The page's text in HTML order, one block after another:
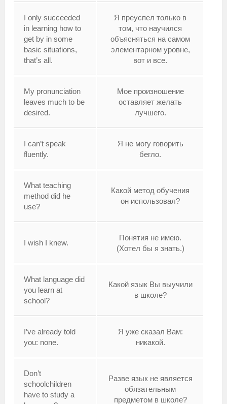
I only succeeded
in learning how to
get by in some
basic situations,
that’s all.
Я преуспел только в
том, что научился
объясняться на самом
элементарном уровне,
вот и все.
My pronunciation
leaves much to be
desired.
Мое произношение
оставляет желать
лучшего.
I can’t speak
fluently.
Я не могу говорить
бегло.
What teaching
method did he
use?
Какой метод обучения
он использовал?
I wish I knew.
Понятия не имею.
(Хотел бы я знать.)
What language did
you learn at
school?
Какой язык Вы выучили
в школе?
I’ve already told
you: none.
Я уже сказал Вам:
никакой.
Don’t
schoolchildren
have to study a
Разве язык не является
обязательным
предметом в школе?